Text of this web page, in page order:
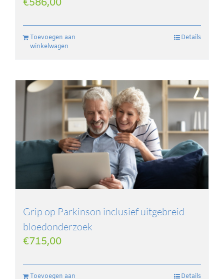
€586,00
Toevoegen aan
winkelwagen
Details
Grip op Parkinson inclusief uitgebreid
bloedonderzoek
€715,00
Toevoegen aan Details